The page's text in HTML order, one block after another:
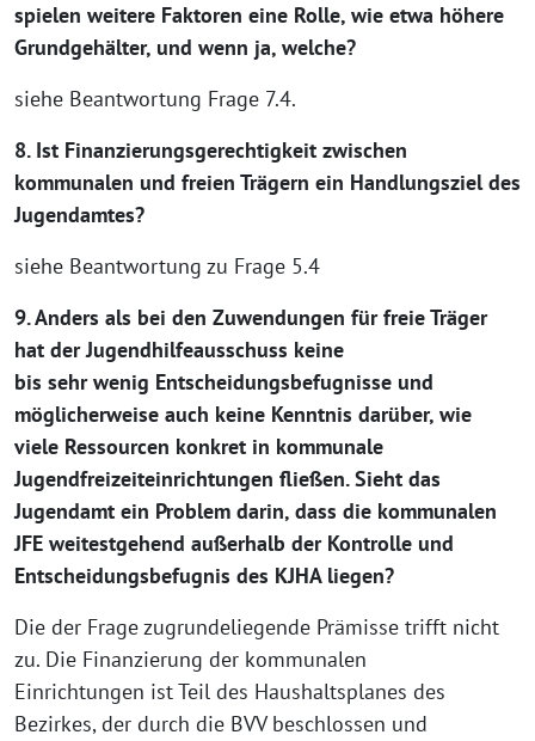
spielen weitere Faktoren eine Rolle, wie etwa höhere
Grundgehälter, und wenn ja, welche?
siehe Beantwortung Frage 7.4.
8. Ist Finanzierungsgerechtigkeit zwischen
kommunalen und freien Trägern ein Handlungsziel des
Jugendamtes?
siehe Beantwortung zu Frage 5.4
9. Anders als bei den Zuwendungen für freie Träger
hat der Jugendhilfeausschuss keine
bis sehr wenig Entscheidungsbefugnisse und
möglicherweise auch keine Kenntnis darüber, wie
viele Ressourcen konkret in kommunale
Jugendfreizeiteinrichtungen fließen. Sieht das
Jugendamt ein Problem darin, dass die kommunalen
JFE weitestgehend außerhalb der Kontrolle und
Entscheidungsbefugnis des KJHA liegen?
Die der Frage zugrundeliegende Prämisse trifft nicht
zu. Die Finanzierung der kommunalen
Einrichtungen ist Teil des Haushaltsplanes des
Bezirkes, der durch die BVV beschlossen und